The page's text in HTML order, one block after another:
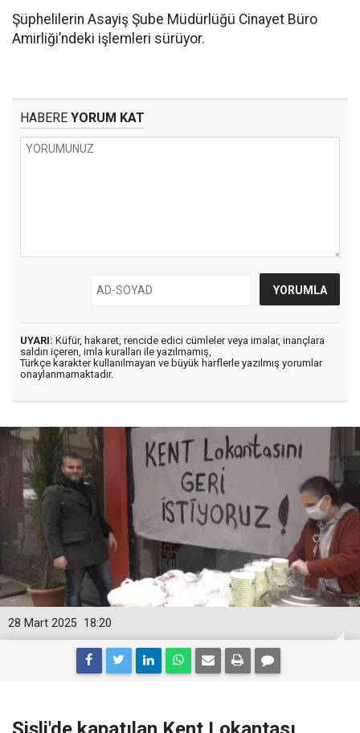
Şüphelilerin Asayiş Şube Müdürlüğü Cinayet Büro
Amirliği’ndeki işlemleri sürüyor.
HABERE YORUM KAT
UYARI: Küfür, hakaret, rencide edici cümleler veya imalar, inançlara
saldırı içeren, imla kuralları ile yazılmamış,
Türkçe karakter kullanılmayan ve büyük harflerle yazılmış yorumlar
onaylanmamaktadır.
18:20
28 Mart 2025